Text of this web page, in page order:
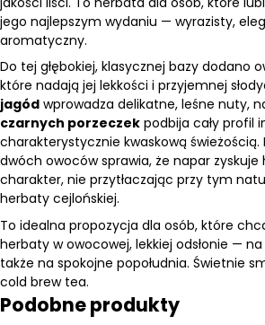
jego najlepszym wydaniu — wyrazisty,
aromatyczny.
Do tej głębokiej, klasycznej bazy dodano
które nadają jej lekkości i przyjemnej
jagód wprowadza delikatne, leśne nuty,
czarnych porzeczek podbija cały profil
charakterystycznie kwaskową świeżością.
dwóch owoców sprawia, że napar
charakter, nie przytłaczając przy tym
herbaty cejlońskiej.
To idealna propozycja dla osób, które
herbaty w owocowej, lekkiej odsłonie —
także na spokojne popołudnia. Świetnie
cold brew tea.
Podobne produkty